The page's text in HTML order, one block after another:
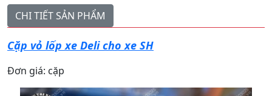
CHI TIẾT SẢN PHẨM
Cặp vỏ lốp xe Deli cho xe SH
Đơn giá: cặp